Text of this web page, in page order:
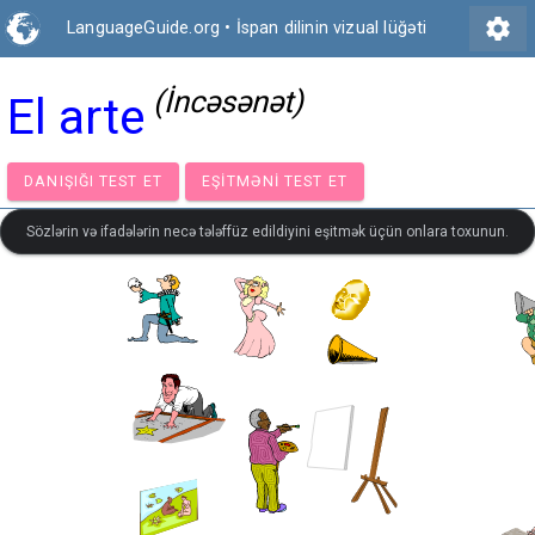
LanguageGuide.org • İspan dilinin vizual lüğəti settings
El arte (İncəsənət)
DANIŞIĞI TEST ET EŞITMƏNI TEST ET
Sözlərin və ifadələrin necə tələffüz edildiyini eşitmək üçün onlara toxunun.